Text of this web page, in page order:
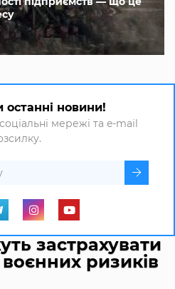
останні новини!
мережі та e-mail
застрахувати
ризиків